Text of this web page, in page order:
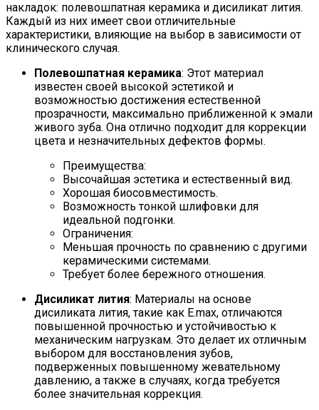
накладок: полевошпатная керамика и дисиликат лития.
Каждый из них имеет свои отличительные
характеристики, влияющие на выбор в зависимости от
клинического случая.
Полевошпатная керамика: Этот материал
известен своей высокой эстетикой и
возможностью достижения естественной
прозрачности, максимально приближенной к эмали
живого зуба. Она отлично подходит для коррекции
цвета и незначительных дефектов формы.
Преимущества:
Высочайшая эстетика и естественный вид.
Хорошая биосовместимость.
Возможность тонкой шлифовки для
идеальной подгонки.
Ограничения:
Меньшая прочность по сравнению с другими
керамическими системами.
Требует более бережного отношения.
Дисиликат лития: Материалы на основе
дисиликата лития, такие как E.max, отличаются
повышенной прочностью и устойчивостью к
механическим нагрузкам. Это делает их отличным
выбором для восстановления зубов,
подверженных повышенному жевательному
давлению, а также в случаях, когда требуется
более значительная коррекция.